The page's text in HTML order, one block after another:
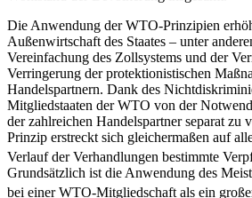
Die Anwendung der WTO-Prinzipien
Außenwirtschaft des Staates – unter
Vereinfachung des Zollsystems und der
Verringerung der protektionistischen
Handelspartnern. Dank des
Mitgliedstaaten der WTO von der
der zahlreichen Handelspartner separat zu
Prinzip erstreckt sich gleichermaßen auf
Verlauf der Verhandlungen bestimmte
Grundsätzlich ist die Anwendung des